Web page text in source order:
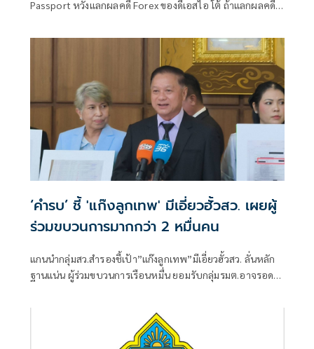
Passport หวังแลกผลคดี Forex ของดีเอสไอ โต้ ถ้าแลกผลคดี
งานประชุมคณะอนุฯหลายชุด เผยยังมีเพื่อน สส.รายอื่นของ
พรรคประชาชน รับผิดชอบโดยตรงอยู่แล้ว
‘คำรบ’ ชี้ 'แก๊งลูกเทพ' มีเอี่ยวฮั้วสว. เผยผู้
ร่วมขบวนการมากกว่า 2 หมื่นคน
แกนนำกลุ่มสว.สำรองชี้เป้า”แก๊งลูกเทพ”มีเอี่ยวฮั้วสว. ลั่นหลัก
ฐานแน่น ผู้ร่วมขบวนการเรือนหมื่น ยอมรับกลุ่มรมต.อาจรอด
ส่งศาลฎีกาสอย 138 สว.โดนร้องเอาผิดติดคุก!